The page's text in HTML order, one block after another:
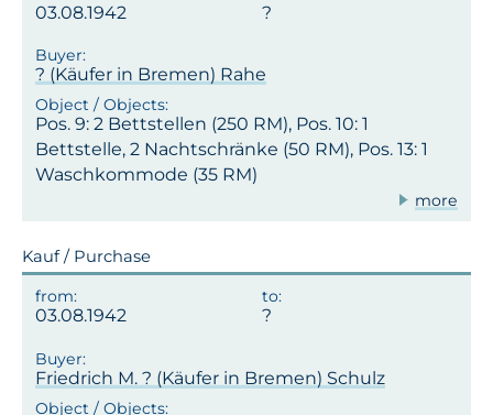
03.08.1942
? (Käufer in Bremen) Rahe
Pos. 9: 2 Bettstellen (250 RM), Pos. 10: 1
Bettstelle, 2 Nachtschränke (50 RM), Pos. 13: 1
Waschkommode (35 RM)
more
Kauf / Purchase
03.08.1942
Friedrich M. ? (Käufer in Bremen) Schulz